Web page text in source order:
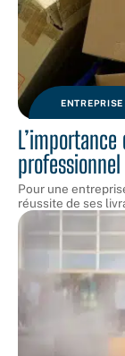
ENTREPRISE
Pour une
réussite de ses